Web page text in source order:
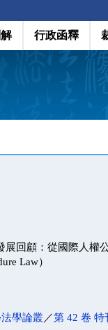
行政函釋
展回顧：從國際人權
Law）
學論叢／第 42 卷 特